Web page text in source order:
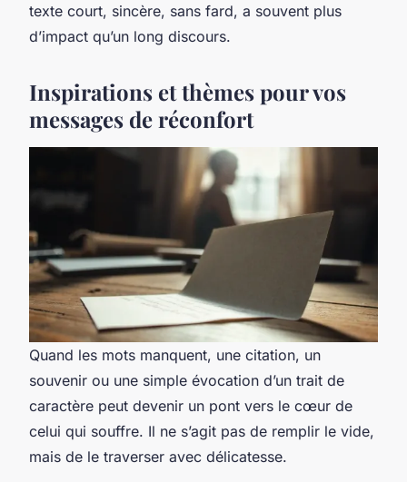
texte court, sincère, sans fard, a souvent plus
d’impact qu’un long discours.
Inspirations et thèmes pour vos
messages de réconfort
Quand les mots manquent, une citation, un
souvenir ou une simple évocation d’un trait de
caractère peut devenir un pont vers le cœur de
celui qui souffre. Il ne s’agit pas de remplir le vide,
mais de le traverser avec délicatesse.